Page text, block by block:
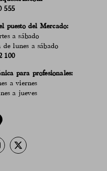
555
puesto del Mercado:
a sábado
lunes a sábado
100
para profesionales:
a viernes
a jueves